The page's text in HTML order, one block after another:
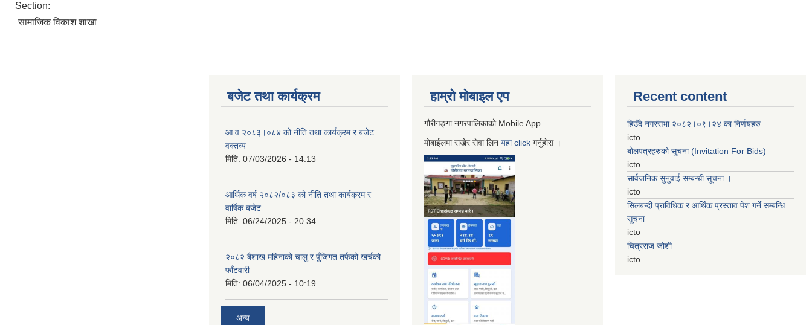
Section:
सामाजिक विकाश शाखा
बजेट तथा कार्यक्रम
आ.व.२०८३।०८४ को नीति तथा कार्यक्रम र बजेट
वक्तव्य
मिति: 07/03/2026 - 14:13
आर्थिक वर्ष २०८२/०८३ को नीति तथा कार्यक्रम र
वार्षिक बजेट
मिति: 06/24/2025 - 20:34
२०८२ बैशाख महिनाको चालु र पुँजिगत तर्फको खर्चको
फाँटवारी
मिति: 06/04/2025 - 10:19
अन्य
हाम्रो माेबाइल एप
गौरीगङ्गा नगरपालिकाको Mobile App
मोबाईलमा राखेर सेवा लिन यहाclick गर्नुहाेस ।
Recent content
हिउँदे नगरसभा २०८२।०९।२४ का निर्णयहरु
icto
बोलपत्रहरुको सूचना (Invitation For Bids)
icto
सार्वजनिक सुनुवाई सम्बन्धी सूचना ।
icto
सिलबन्दी प्राविधिक र आर्थिक प्रस्ताव पेश गर्ने सम्बन्धि
सूचना
icto
चित्रराज जोशी
icto